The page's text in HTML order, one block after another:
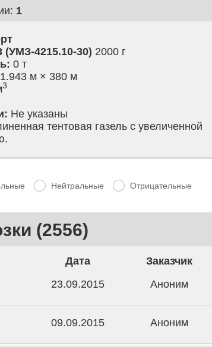
1
4215.10-30) 2000 г
0 т
м × 380 м
3
Не указаны
тентовая газель с увеличенной
Нейтральные Отрицательные
(2556)
Дата Заказчик
23.09.2015 Аноним
09.09.2015 Аноним